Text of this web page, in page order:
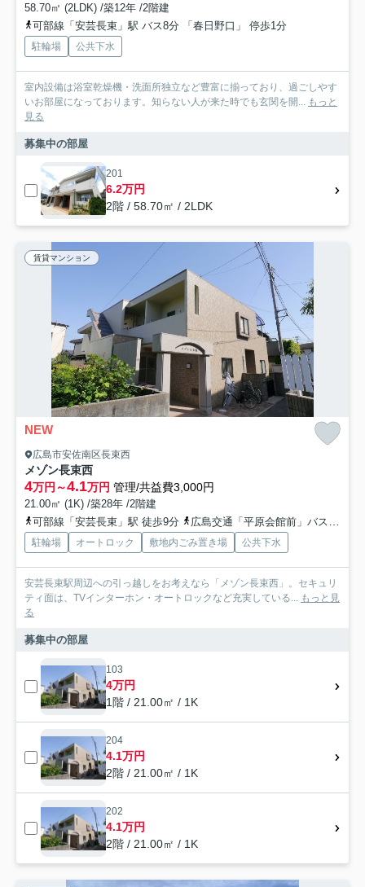
58.70㎡ (2LDK) /築12年 /2階建
可部線「安芸長束」駅 バス8分 「春日野口」 停歩1分
駐輪場 公共下水
室内設備は浴室乾燥機・洗面所独立など豊富に揃っており、過ごしやす
いお部屋になっております。知らない人が来た時でも玄関を開... もっと
見る
募集中の部屋
201
6.2万円
2階 / 58.70㎡ / 2LDK
賃貸マンション
NEW
広島市安佐南区長束西
メゾン長束西
4万円～4.1万円 管理/共益費3,000円
21.00㎡ (1K) /築28年 /2階建
可部線「安芸長束」駅 徒歩9分
広島交通「平原会館前」バス停下車 徒歩3分
駐輪場 オートロック 敷地内ごみ置き場 公共下水
安芸長束駅周辺への引っ越しをお考えなら「メゾン長束西」。セキュリ
ティ面は、TVインターホン・オートロックなど充実している... もっと見
る
募集中の部屋
103
4万円
1階 / 21.00㎡ / 1K
204
4.1万円
2階 / 21.00㎡ / 1K
202
4.1万円
2階 / 21.00㎡ / 1K